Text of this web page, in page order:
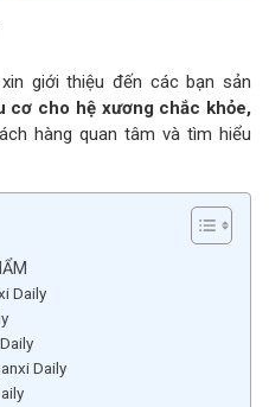
giới thiệu đến các bạn sản
cơ cho hệ xương chắc khỏe,
hàng quan tâm và tìm hiểu
Daily
Daily